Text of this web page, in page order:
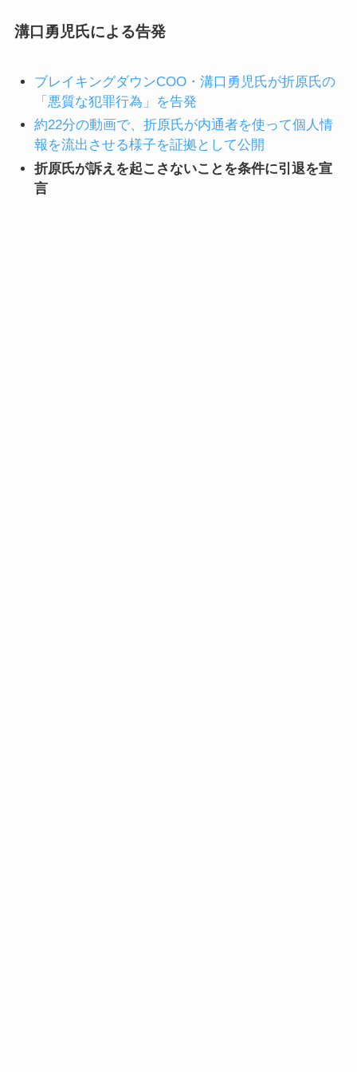
溝口勇児氏による告発
ブレイキングダウンCOO・溝口勇児氏が折原氏の
「悪質な犯罪行為」を告発
約22分の動画で、折原氏が内通者を使って個人情
報を流出させる様子を証拠として公開
折原氏が訴えを起こさないことを条件に引退を宣
言